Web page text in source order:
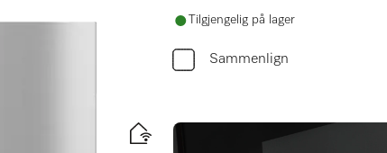
Tilgjengelig på lager
Sammenlign